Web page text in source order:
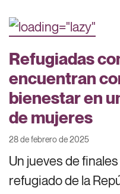
Refugiadas
encuentran
bienestar en
de mujeres
28 de febrero de 2025
Un jueves de
refugiado de la